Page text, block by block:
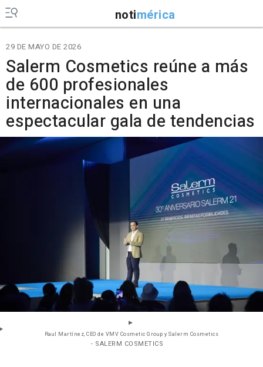
notimérica
29 DE MAYO DE 2026
Salerm Cosmetics reúne a más
de 600 profesionales
internacionales en una
espectacular gala de tendencias
Raul Martínez, CEO de VMV Cosmetic Group y Salerm Cosmetics
- SALERM COSMETICS